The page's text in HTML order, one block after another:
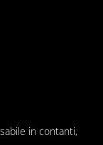
in contanti,